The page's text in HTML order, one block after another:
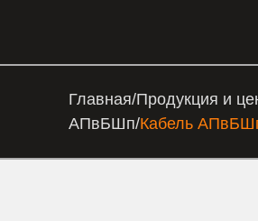
Главная/Продукция и
АПвБШп/Кабель